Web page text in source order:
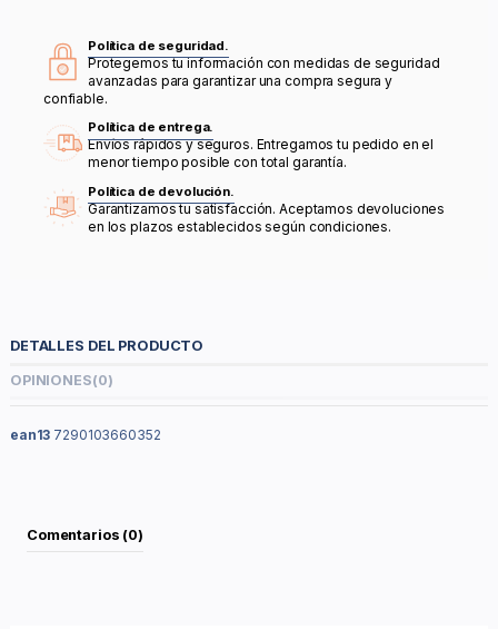
Política de seguridad.
Protegemos tu información con medidas de seguridad
avanzadas para garantizar una compra segura y
confiable.
Política de entrega.
Envíos rápidos y seguros. Entregamos tu pedido en el
menor tiempo posible con total garantía.
Política de devolución.
Garantizamos tu satisfacción. Aceptamos devoluciones
en los plazos establecidos según condiciones.
DETALLES DEL PRODUCTO
OPINIONES(0)
ean13 7290103660352
Comentarios (0)